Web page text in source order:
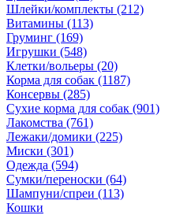
Шлейки/комплекты (212)
Витамины (113)
Груминг (169)
Игрушки (548)
Клетки/вольеры (20)
Корма для собак (1187)
Консервы (285)
Сухие корма для собак (901)
Лакомства (761)
Лежаки/домики (225)
Миски (301)
Одежда (594)
Сумки/переноски (64)
Шампуни/спреи (113)
Кошки